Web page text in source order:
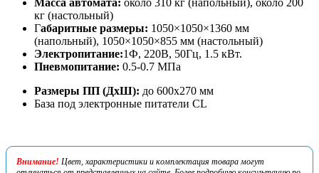
кг (настольный)
Габаритные размеры: 1050×1050×1360 мм
(напольный), 1050×1050×855 мм (настольный)
Электропитание:1Ф, 220В, 50Гц, 1.5 кВт.
Пневмопитание: 0.5-0.7 МПа
Размеры ПП (ДхШ): до 600х270 мм
База под электронные питатели CL
Внимание! Цвет, характеристики и комплектация товара могут